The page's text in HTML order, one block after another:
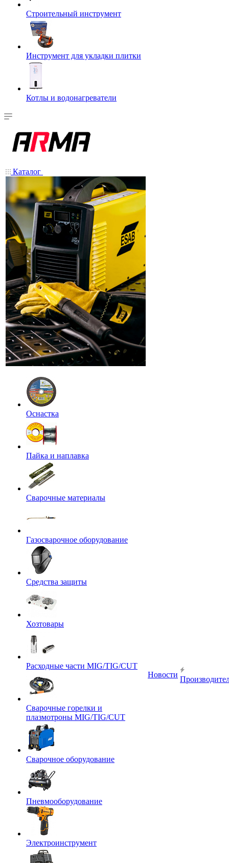
Строительный инструмент
Инструмент для укладки плитки
Котлы и водонагреватели
Каталог
Оснастка
Пайка и наплавка
Сварочные материалы
Газосварочное оборудование
Средства защиты
Хозтовары
Расходные части MIG/TIG/CUT
Сварочные горелки и
плазмотроны MIG/TIG/CUT
Сварочное оборудование
Пневмооборудование
Электроинструмент
Новости